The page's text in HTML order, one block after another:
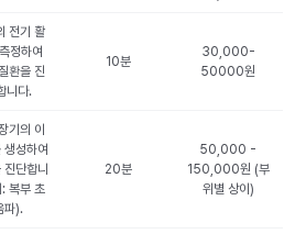
전기 활
정하여
환을 진
니다.
10분
30,000-
50000원
기의 이
생성하여
진단합니
복부 초
파).
20분
50,000 -
150,000원 (부
위별 상이)